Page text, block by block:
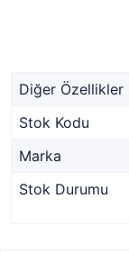
Diğer Özellikler
Stok Kodu
Marka
Stok Durumu